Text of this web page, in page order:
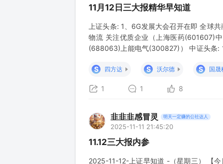
11月12日三大报精华早知道
上证头条: 1、6G发展大会召开在即 全球
物流 关注优质企业（上海医药(601607)
(688063)上能电气(300827)） 中证头条:
S
四方达 S 沃尔德 S 国晟
1 1 8
韭韭韭感冒灵 明天一定赚的公社达人
2025-11-11 21:45:20
11.12三大报内参
2025-11-12-上证早知道 -（星期三） 【